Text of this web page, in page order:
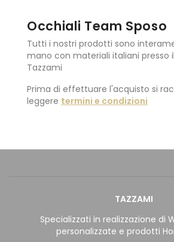
Occhiali Team Sposo
Tutti i nostri prodotti sono
mano con materiali italiani presso
Tazzami
Prima di effettuare l'acquisto si
leggere termini e condizioni
TAZZAMI
Specializzati in realizzazione di
personalizzate e prodotti